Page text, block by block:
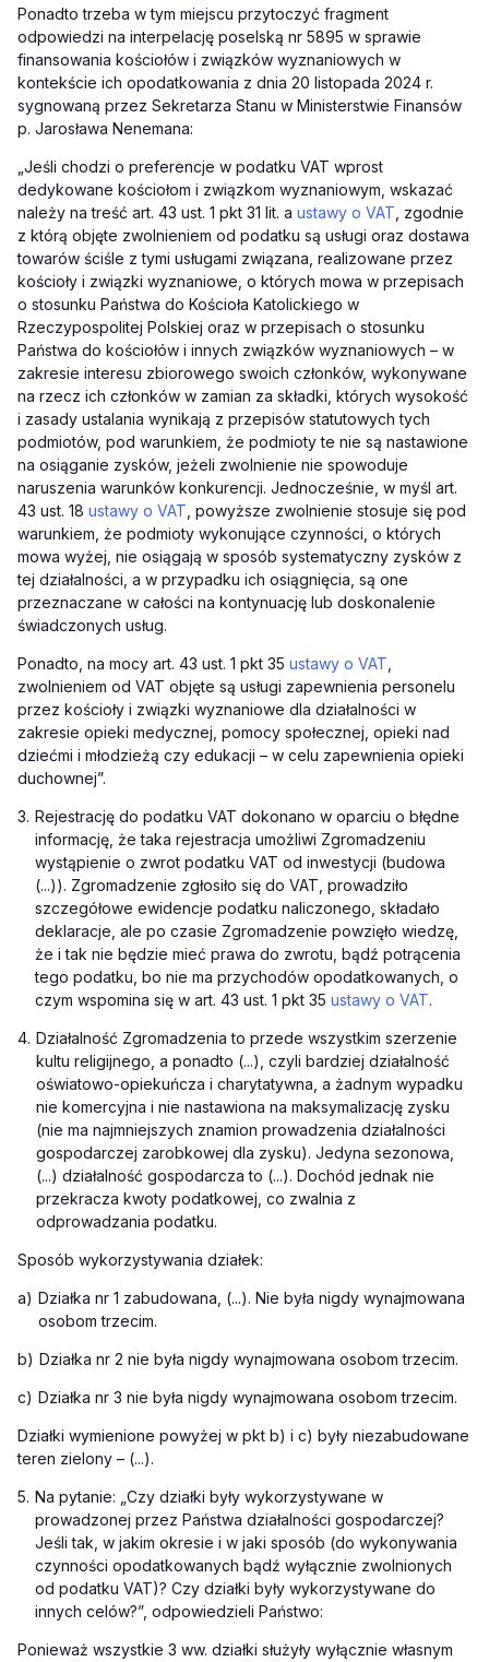
Ponadto trzeba w tym miejscu przytoczyć fragment
odpowiedzi na interpelację poselską nr 5895 w sprawie
finansowania kościołów i związków wyznaniowych w
kontekście ich opodatkowania z dnia 20 listopada 2024 r.
sygnowaną przez Sekretarza Stanu w Ministerstwie Finansów
p. Jarosława Nenemana:
„Jeśli chodzi o preferencje w podatku VAT wprost
dedykowane kościołom i związkom wyznaniowym, wskazać
należy na treść art. 43 ust. 1 pkt 31 lit. a ustawy o VAT , zgodnie
z którą objęte zwolnieniem od podatku są usługi oraz dostawa
towarów ściśle z tymi usługami związana, realizowane przez
kościoły i związki wyznaniowe, o których mowa w przepisach
o stosunku Państwa do Kościoła Katolickiego w
Rzeczypospolitej Polskiej oraz w przepisach o stosunku
Państwa do kościołów i innych związków wyznaniowych – w
zakresie interesu zbiorowego swoich członków, wykonywane
na rzecz ich członków w zamian za składki, których wysokość
i zasady ustalania wynikają z przepisów statutowych tych
podmiotów, pod warunkiem, że podmioty te nie są nastawione
na osiąganie zysków, jeżeli zwolnienie nie spowoduje
naruszenia warunków konkurencji. Jednocześnie, w myśl art.
43 ust. 18 ustawy o VAT , powyższe zwolnienie stosuje się pod
warunkiem, że podmioty wykonujące czynności, o których
mowa wyżej, nie osiągają w sposób systematyczny zysków z
tej działalności, a w przypadku ich osiągnięcia, są one
przeznaczane w całości na kontynuację lub doskonalenie
świadczonych usług.
Ponadto, na mocy art. 43 ust. 1 pkt 35 ustawy o VAT
zwolnieniem od VAT objęte są usługi zapewnienia personelu
przez kościoły i związki wyznaniowe dla działalności w
zakresie opieki medycznej, pomocy społecznej, opieki nad
dziećmi i młodzieżą czy edukacji – w celu zapewnienia opieki
duchownej”.
3. Rejestrację do podatku VAT dokonano w oparciu o błędne
informację, że taka rejestracja umożliwi Zgromadzeniu
wystąpienie o zwrot podatku VAT od inwestycji (budowa
(...)). Zgromadzenie zgłosiło się do VAT, prowadziło
szczegółowe ewidencje podatku naliczonego, składało
deklaracje, ale po czasie Zgromadzenie powzięło wiedzę,
że i tak nie będzie mieć prawa do zwrotu, bądź potrącenia
tego podatku, bo nie ma przychodów opodatkowanych, o
czym wspomina się w art. 43 ust. 1 pkt 35 ustawy o VAT.
4. Działalność Zgromadzenia to przede wszystkim szerzenie
kultu religijnego, a ponadto (...), czyli bardziej działalność
oświatowo-opiekuńcza i charytatywna, a żadnym wypadku
nie komercyjna i nie nastawiona na maksymalizację zysku
(nie ma najmniejszych znamion prowadzenia działalności
gospodarczej zarobkowej dla zysku). Jedyna sezonowa,
(...) działalność gospodarcza to (...). Dochód jednak nie
przekracza kwoty podatkowej, co zwalnia z
odprowadzania podatku.
Sposób wykorzystywania działek:
a) Działka nr 1 zabudowana, (...). Nie była nigdy wynajmowana
osobom trzecim.
b) Działka nr 2 nie była nigdy wynajmowana osobom trzecim.
c) Działka nr 3 nie była nigdy wynajmowana osobom trzecim.
Działki wymienione powyżej w pkt b) i c) były niezabudowane
teren zielony – (...).
5. Na pytanie: „ Czy działki były wykorzystywane w
prowadzonej przez Państwa działalności gospodarczej?
Jeśli tak, w jakim okresie i w jaki sposób (do wykonywania
czynności opodatkowanych bądź wyłącznie zwolnionych
od podatku VAT)? Czy działki były wykorzystywane do
innych celów?”, odpowiedzieli Państwo:
Ponieważ wszystkie 3 ww. działki służyły wyłącznie własnym